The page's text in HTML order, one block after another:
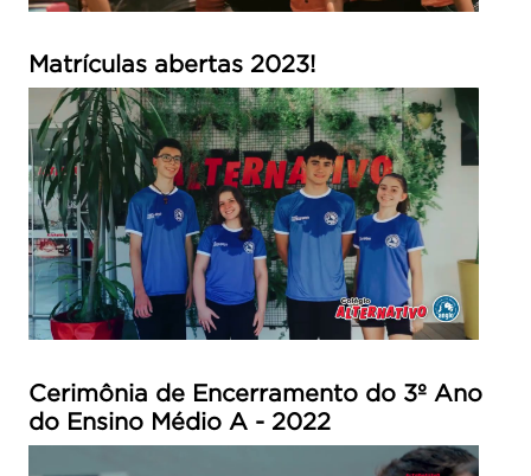
Matrículas abertas 2023!
Cerimônia de Encerramento do 3º Ano
do Ensino Médio A - 2022